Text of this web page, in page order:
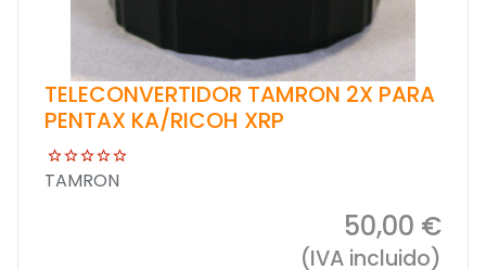
TELECONVERTIDOR TAMRON 2X PARA
PENTAX KA/RICOH XRP
TAMRON
50,00 €
(IVA incluido)